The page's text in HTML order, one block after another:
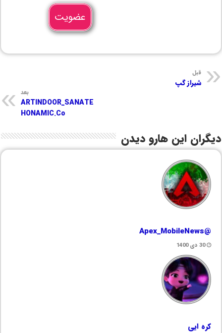
عضویت
قبل
شیراز گپ
بعد
ARTINDOOR_SANATE
HONAMIC.Co
دیگران این هارو دیدن
@Apex_MobileNews
30 دی 1400
کره ایی